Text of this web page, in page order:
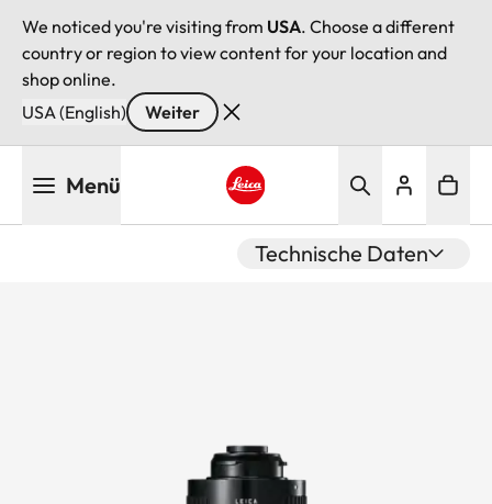
We noticed you're visiting from USA. Choose a different
country or region to view content for your location and
shop online.
USA (English)
Weiter
Menü
Technische Daten